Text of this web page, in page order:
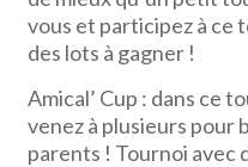
vous et participez à
des lots à gagner !
Amical’ Cup : dans ce
venez à plusieurs pour
parents ! Tournoi avec